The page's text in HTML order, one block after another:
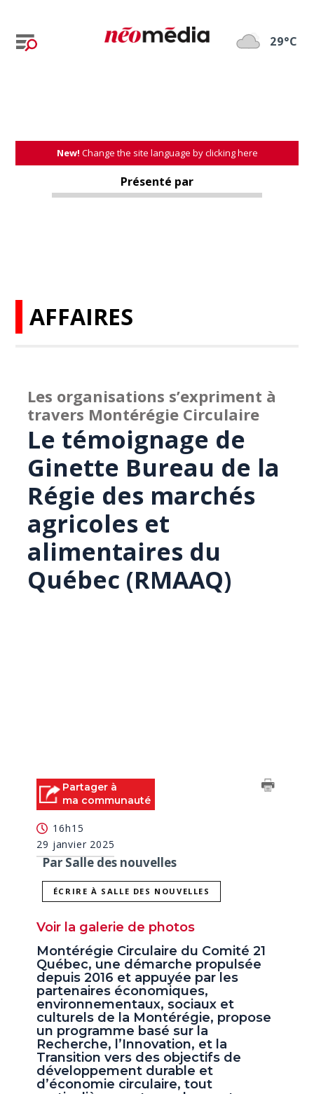
29°C
New! Change the site language by clicking here
Présenté par
AFFAIRES
Les organisations s’expriment à
travers Montérégie Circulaire
Le témoignage de
Ginette Bureau de la
Régie des marchés
agricoles et
alimentaires du
Québec (RMAAQ)
Partager à
ma communauté
16h15
29 janvier 2025
Par Salle des nouvelles
ÉCRIRE À SALLE DES NOUVELLES
Voir la galerie de photos
Montérégie Circulaire du Comité 21
Québec, une démarche propulsée
depuis 2016 et appuyée par les
partenaires économiques,
environnementaux, sociaux et
culturels de la Montérégie, propose
un programme basé sur la
Recherche, l’Innovation, et la
Transition vers des objectifs de
développement durable et
d’économie circulaire, tout